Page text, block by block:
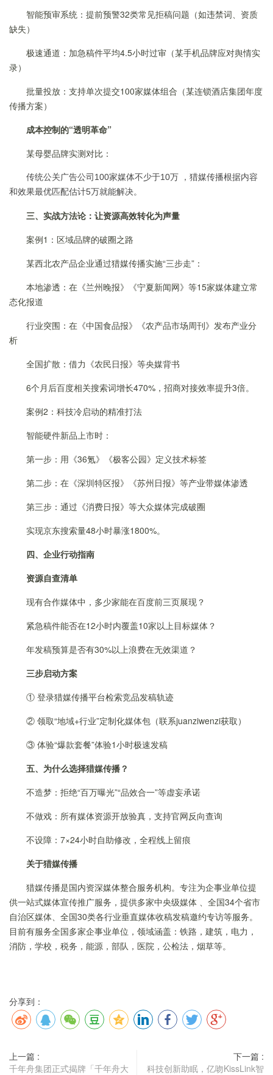
智能预审系统：提前预警32类常见拒稿问题（如违禁词、资质
缺失）
极速通道：加急稿件平均4.5小时过审（某手机品牌应对舆情实
录）
批量投放：支持单次提交100家媒体组合（某连锁酒店集团年度
传播方案）
成本控制的“透明革命”
某母婴品牌实测对比：
传统公关广告公司100家媒体不少于10万 ，猎媒传播根据内容
和效果最优匹配估计5万就能解决。
三、实战方法论：让资源高效转化为声量
案例1：区域品牌的破圈之路
某西北农产品企业通过猎媒传播实施“三步走”：
本地渗透：在《兰州晚报》《宁夏新闻网》等15家媒体建立常
态化报道
行业突围：在《中国食品报》《农产品市场周刊》发布产业分
析
全国扩散：借力《农民日报》等央媒背书
6个月后百度相关搜索词增长470%，招商对接效率提升3倍。
案例2：科技冷启动的精准打法
智能硬件新品上市时：
第一步：用《36氪》《极客公园》定义技术标签
第二步：在《深圳特区报》《苏州日报》等产业带媒体渗透
第三步：通过《消费日报》等大众媒体完成破圈
实现京东搜索量48小时暴涨1800%。
四、企业行动指南
资源自查清单
现有合作媒体中，多少家能在百度前三页展现？
紧急稿件能否在12小时内覆盖10家以上目标媒体？
年发稿预算是否有30%以上浪费在无效渠道？
三步启动方案
① 登录猎媒传播平台检索竞品发稿轨迹
② 领取“地域+行业”定制化媒体包（联系juanziwenzi获取）
③ 体验“爆款套餐”体验1小时极速发稿
五、为什么选择猎媒传播？
不造梦：拒绝“百万曝光”“品效合一”等虚妄承诺
不做戏：所有媒体资源开放验真，支持官网反向查询
不设障：7×24小时自助修改，全程线上留痕
关于猎媒传播
猎媒传播是国内资深媒体整合服务机构。专注为企事业单位提
供一站式媒体宣传推广服务，提供多家中央级媒体 、全国34个省市
自治区媒体、全国30类各行业垂直媒体收稿发稿邀约专访等服务。
目前有服务全国多家企事业单位，领域涵盖：铁路，建筑，电力，
消防，学校，税务，能源，部队，医院，公检法，烟草等。
分享到：
上一篇 :
千年舟集团正式揭牌「千年舟大
下一篇 :
科技创新助眠，亿吻KissLink智